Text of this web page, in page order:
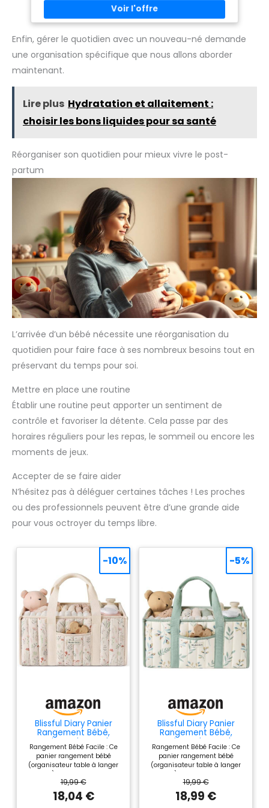
afin de contribuer au confort
cutané. Adaptées à une
utilisation quotidienne, elles
permettent de gérer les
accouchement avec une
réserves : Contribue à rétablir les niveaux de vitamines et
minéraux sollicités pendant la grossesse et l'accouchement
Compatible avec l'allaitement : Formule adaptée aux
besoins des mères allaitantes, recommandée par des
professionnels de santé comme les sages-femmes
Enfin, gérer le quotidien avec un nouveau-né demande
une organisation spécifique que nous allons aborder
maintenant.
Lire plus Hydratation et allaitement :
choisir les bons liquides pour sa santé
Réorganiser son quotidien pour mieux vivre le post-
partum
L’arrivée d’un bébé nécessite une réorganisation du
quotidien pour faire face à ses nombreux besoins tout en
préservant du temps pour soi.
Mettre en place une routine
Établir une routine peut apporter un sentiment de
contrôle et favoriser la détente. Cela passe par des
horaires réguliers pour les repas, le sommeil ou encore les
moments de jeux.
Accepter de se faire aider
N’hésitez pas à déléguer certaines tâches ! Les proches
ou des professionnels peuvent être d’une grande aide
pour vous octroyer du temps libre.
Blissful Diary Panier
Rangement Bébé,
Organiseur de couches
pour Table à Langer,
panier de rangement
pour couches et
lingettes pour bébé,
cadeau pour fête
prénatale, Fleurs Beiges
Rangement Bébé Facile : Ce
panier rangement bébé
(organisateur table à langer
bebe) regroupe tous les
essentiels ! Ample espace
pour couches, lingettes,
biberons – rend les
19,99 €
18,04 €
-10%
Blissful Diary Panier
Rangement Bébé,
Organiseur de couches
pour Table à Langer,
panier de rangement
pour couches et
lingettes pour bébé,
cadeau pour fête
prénatale,Feuille de
Sauge
Rangement Bébé Facile : Ce
panier rangement bébé
(organisateur table à langer
bebe) regroupe tous les
essentiels ! Ample espace
pour couches, lingettes,
biberons – rend les
19,99 €
18,99 €
-5%